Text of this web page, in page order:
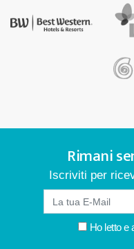
Rimani
Iscriviti per
Ho letto e